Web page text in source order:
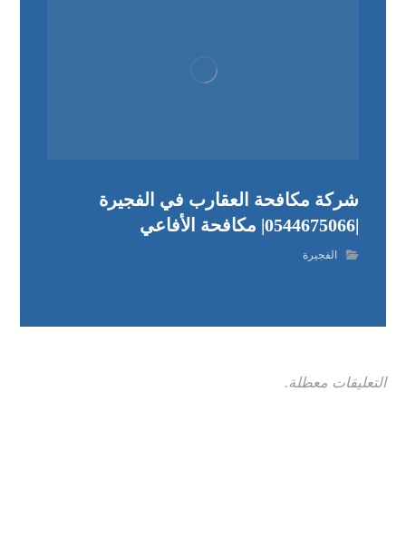
شركة مكافحة العقارب في الفجيرة
|0544675066| مكافحة الأفاعي
الفجيرة
التعليقات معطلة.